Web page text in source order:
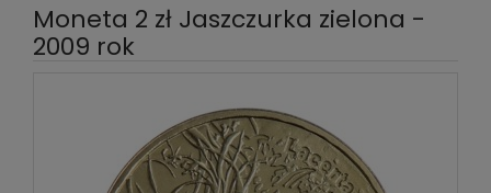
Moneta 2 zł Jaszczurka zielona -
2009 rok